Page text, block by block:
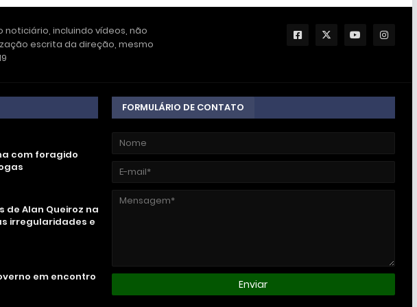
noticiário, incluindo vídeos, não
escrita da direção, mesmo
com foragido
de Alan Queiroz na
irregularidades e
em encontro
FORMULÁRIO DE CONTATO